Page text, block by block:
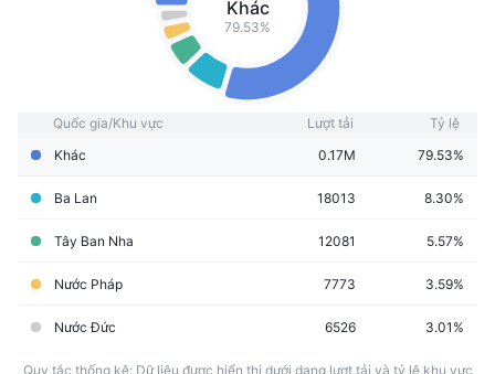
Khác
79.53%
Quốc gia/Khu vực Lượt tải
Tỷ lệ
Khác
0.17M 79.53%
Ba Lan 18013 8.30%
Tây Ban Nha 12081 5.57%
Nước Pháp 7773 3.59%
Nước Đức 6526 3.01%
Quy tắc thống kê: Dữ liệu được hiển thị dưới dạng lượt tải và tỷ lệ khu vực